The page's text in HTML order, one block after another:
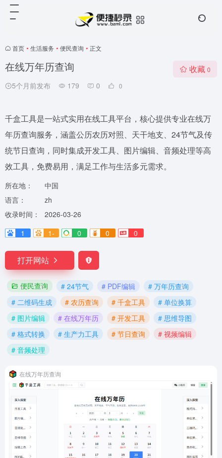
首页 • 生活服务 • 便民查询 • 正文
在线万年历查询
5个月前发布 179 0 0
收藏 0
千盒工具是一站式实用在线工具平台，核心提供专业在线万
年历查询服务，涵盖公历农历对照、天干地支、24节气及传
统节日查询，同时集成开发工具、图片编辑、音频处理等高
效工具，免费易用，满足工作与生活多元需求。
所在地：
中国
语言：
zh
收录时间：
2026-03-26
1
1- 0 0 0
打开网站
便民查询 # 24节气 # PDF编辑
# 万年历查询
# 二维码生成
# 农历查询 # 千盒工具
# 单位换算
# 图片编辑
# 在线万年历 # 开发工具
# 思维导图
# 格式转换
# 生产力工具 # 节日查询
# 视频编辑
# 音频处理
在线万年历查询